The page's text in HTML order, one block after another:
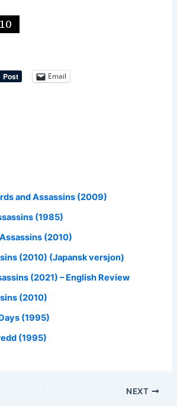
Email
and Assassins (2009)
(1985)
(2010)
(2010) (Japansk versjon)
(2021) – English Review
(2010)
(1995)
(1995)
NEXT